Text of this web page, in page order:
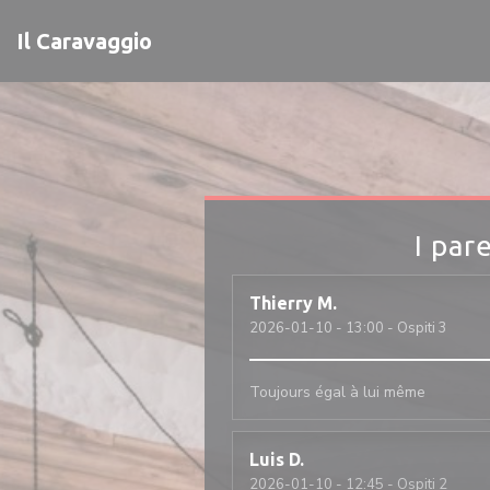
Il Caravaggio
I
Thierry M
2026-01-10 - 13:00 - Ospiti 3
Toujours égal à lui même
Luis D
2026-01-10 - 12:45 - Ospiti 2